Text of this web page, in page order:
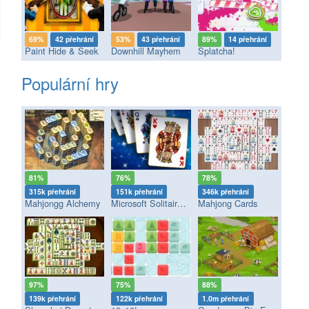
69% 42 přehrání
Paint Hide & Seek
53% 43 přehrání
Downhill Mayhem
89% 14 přehrání
Splatcha!
Populární hry
81%
315k přehrání
Mahjongg Alchemy
76%
151k přehrání
Microsoft Solitaire Collection
78%
346k přehrání
Mahjong Cards
97%
139k přehrání
75%
122k přehrání
88%
1.0m přehrání